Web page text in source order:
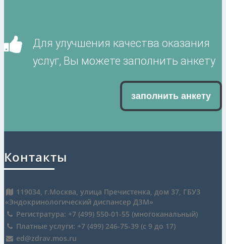
Для улучшения качества оказания
услуг, Вы можете заполнить анкету
заполнить анкету
Контакты
119034, г.Москва, улица Пречистенка, дом 37, ГБУЗ
«Эндокринологический диспансер ДЗМ»
Регистратура: +7 (499) 550-01-55 (многоканальный)
Платные услуги: +7 (499) 246-75-39 (c 9 до 17)
ed@zdrav.mos.ru